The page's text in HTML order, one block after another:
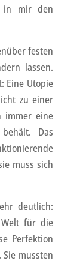
in mir den
festen
lassen.
Eine Utopie
zu einer
immer eine
Das
muss sich
deutlich:
für die
Perfektion
mussten